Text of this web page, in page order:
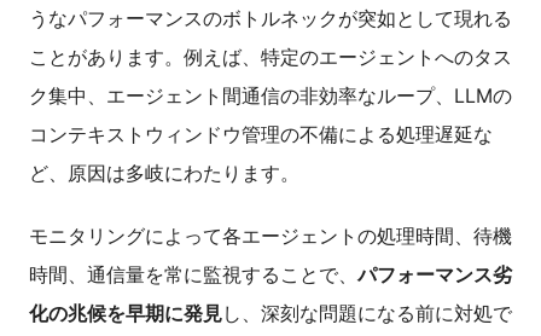
うなパフォーマンスのボトルネックが突如として現れる
ことがあります。例えば、特定のエージェントへのタス
ク集中、エージェント間通信の非効率なループ、LLMの
コンテキストウィンドウ管理の不備による処理遅延な
ど、原因は多岐にわたります。
モニタリングによって各エージェントの処理時間、待機
時間、通信量を常に監視することで、パフォーマンス劣
化の兆候を早期に発見し、深刻な問題になる前に対処で